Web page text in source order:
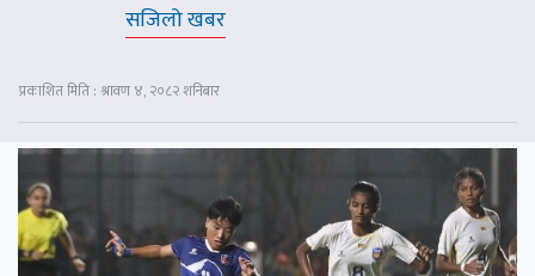
सजिलो खबर
प्रकाशित मिति : श्रावण ४, २०८२ शनिबार